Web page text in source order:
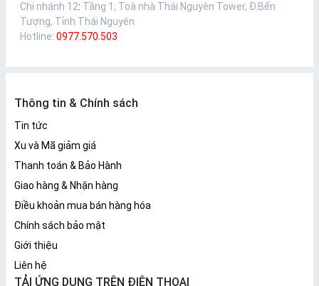
Chi nhánh 12: Tầng 1, Toà nhà Thái Nguyên Tower, Đ.Bến
Tượng, Tỉnh Thái Nguyên
Hotline: 0977.570.503
Thông tin & Chính sách
Tin tức
Xu và Mã giảm giá
Thanh toán & Bảo Hành
Giao hàng & Nhận hàng
Điều khoản mua bán hàng hóa
Chính sách bảo mật
Giới thiệu
Liên hệ
TẢI ỨNG DỤNG TRÊN ĐIỆN THOẠI